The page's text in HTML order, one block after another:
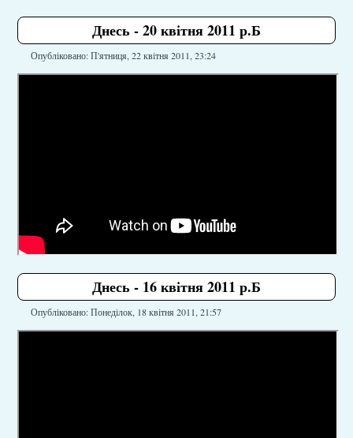
Днесь - 20 квітня 2011 р.Б
Опубліковано: П'ятниця, 22 квітня 2011, 23:24
Днесь - 16 квітня 2011 р.Б
Опубліковано: Понеділок, 18 квітня 2011, 21:57